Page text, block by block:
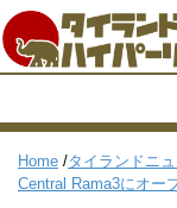
Home /タイランドニ
Central Rama3にオー